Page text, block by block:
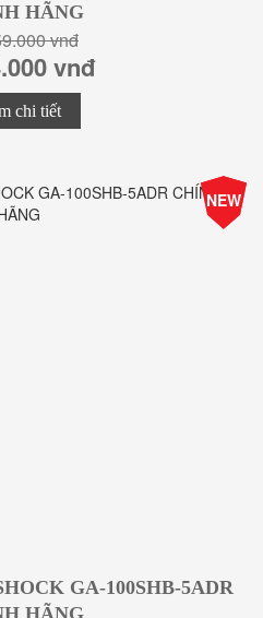
HÃNG
vnđ
vnđ
chi tiết
-25%
Giá
NEW
GA-100SHB-5ADR